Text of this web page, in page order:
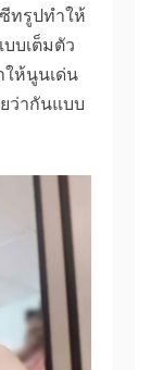
ทรูปทำให้
บบเต็มตัว
ให้นูนเด่น
ว่ากันแบบ